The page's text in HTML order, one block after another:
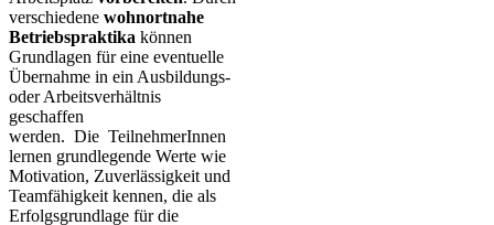
verschiedene wohnortnahe
Betriebspraktika können
Grundlagen für eine eventuelle
Übernahme in ein Ausbildungs-
oder Arbeitsverhältnis
geschaffen
werden. Die TeilnehmerInnen
lernen grundlegende Werte wie
Motivation, Zuverlässigkeit und
Teamfähigkeit kennen, die als
Erfolgsgrundlage für die